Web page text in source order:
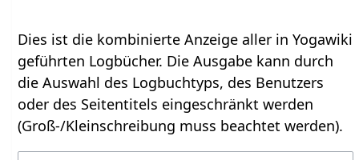
Dies ist die kombinierte Anzeige aller in Yogawiki
geführten Logbücher. Die Ausgabe kann durch
die Auswahl des Logbuchtyps, des Benutzers
oder des Seitentitels eingeschränkt werden
(Groß-/Kleinschreibung muss beachtet werden).